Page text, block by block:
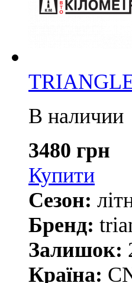
В наличии
3480 грн
Купити
Сезон:
Бренд:
Залишок:
Країна: